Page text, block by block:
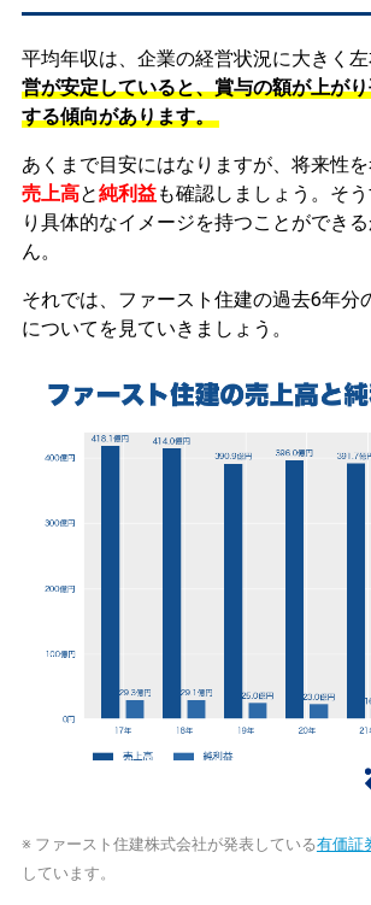
平均年収は、企業の経営状況に大きく左
営が安定していると、賞与の額が上が
する傾向があります。
あくまで目安にはなりますが、将来性を
売上高と純利益も確認しましょう。そ
り具体的なイメージを持つことができ
ん。
それでは、ファースト住建の過去6年分
についてを見ていきましょう。
※ ファースト住建株式会社が発表している有価証
しています。